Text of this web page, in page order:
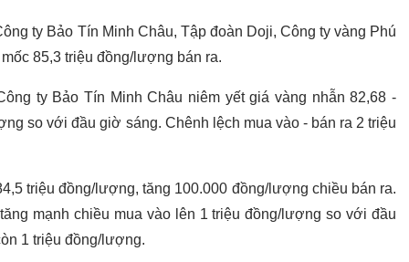
ty Bảo Tín Minh Châu, Tập đoàn Doji, Công ty vàng Phú
85,3 triệu đồng/lượng bán ra.
ty Bảo Tín Minh Châu niêm yết giá vàng nhẫn 82,68 -
so với đầu giờ sáng. Chênh lệch mua vào - bán ra 2 triệu
triệu đồng/lượng, tăng 100.000 đồng/lượng chiều bán ra.
mạnh chiều mua vào lên 1 triệu đồng/lượng so với đầu
1 triệu đồng/lượng.